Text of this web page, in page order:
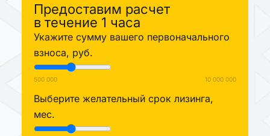
Предоставим расчет
в течение 1 часа
Укажите сумму вашего первоначального
взноса, руб.
500 000 10 000 000
Выберите желательный срок лизинга,
мес.